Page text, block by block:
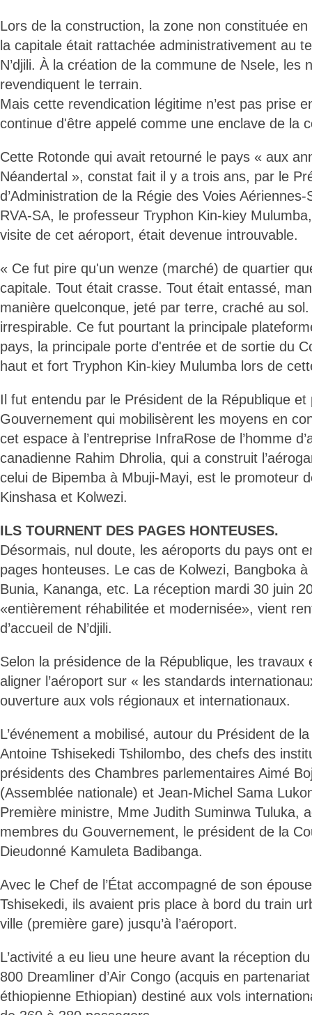
Lors de la construction, la zone non constituée
la capitale était rattachée administrativement au
N’djili. À la création de la commune de Nsele, les
revendiquent le terrain.
Mais cette revendication légitime n’est pas prise
continue d'être appelé comme une enclave de la
Cette Rotonde qui avait retourné le pays « aux
Néandertal », constat fait il y a trois ans, par le
d’Administration de la Régie des Voies
RVA-SA, le professeur Tryphon Kin-kiey
visite de cet aéroport, était devenue introuvable.
« Ce fut pire qu'un wenze (marché) de quartier
capitale. Tout était crasse. Tout était entassé,
manière quelconque, jeté par terre, craché au
irrespirable. Ce fut pourtant la principale
pays, la principale porte d'entrée et de sortie du
haut et fort Tryphon Kin-kiey Mulumba lors de
Il fut entendu par le Président de la République et
Gouvernement qui mobilisèrent les moyens en
cet espace à l’entreprise InfraRose de l’homme
canadienne Rahim Dhrolia, qui a construit
celui de Bipemba à Mbuji-Mayi, est le promoteur
Kinshasa et Kolwezi.
ILS TOURNENT DES PAGES HONTEUSES.
Désormais, nul doute, les aéroports du pays ont
pages honteuses. Le cas de Kolwezi, Bangboka
Bunia, Kananga, etc. La réception mardi 30 juin
«entièrement réhabilitée et modernisée», vient
d’accueil de N’djili.
Selon la présidence de la République, les travaux
aligner l’aéroport sur « les standards
ouverture aux vols régionaux et internationaux.
L’événement a mobilisé, autour du Président de
Antoine Tshisekedi Tshilombo, des chefs des
présidents des Chambres parlementaires Aimé
(Assemblée nationale) et Jean-Michel Sama
Première ministre, Mme Judith Suminwa Tuluka,
membres du Gouvernement, le président de la
Dieudonné Kamuleta Badibanga.
Avec le Chef de l’État accompagné de son
Tshisekedi, ils avaient pris place à bord du train
ville (première gare) jusqu’à l’aéroport.
L’activité a eu lieu une heure avant la réception
800 Dreamliner d’Air Congo (acquis en
éthiopienne Ethiopian) destiné aux vols